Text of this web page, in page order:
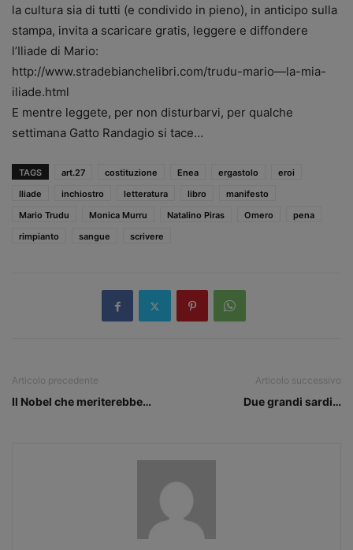
la cultura sia di tutti (e condivido in pieno), in anticipo sulla
stampa, invita a scaricare gratis, leggere e diffondere
l’Iliade di Mario:
http://www.stradebianchelibri.com/trudu-mario—la-mia-
iliade.html
E mentre leggete, per non disturbarvi, per qualche
settimana Gatto Randagio si tace…
TAGS art.27 costituzione Enea ergastolo
eroi
Iliade
inchiostro letteratura libro
manifesto
Mario Trudu
Monica Murru Natalino Piras Omero
pena
rimpianto
sangue scrivere
Articolo precedente
Il Nobel che meriterebbe…
Articolo successivo
Due grandi sardi…